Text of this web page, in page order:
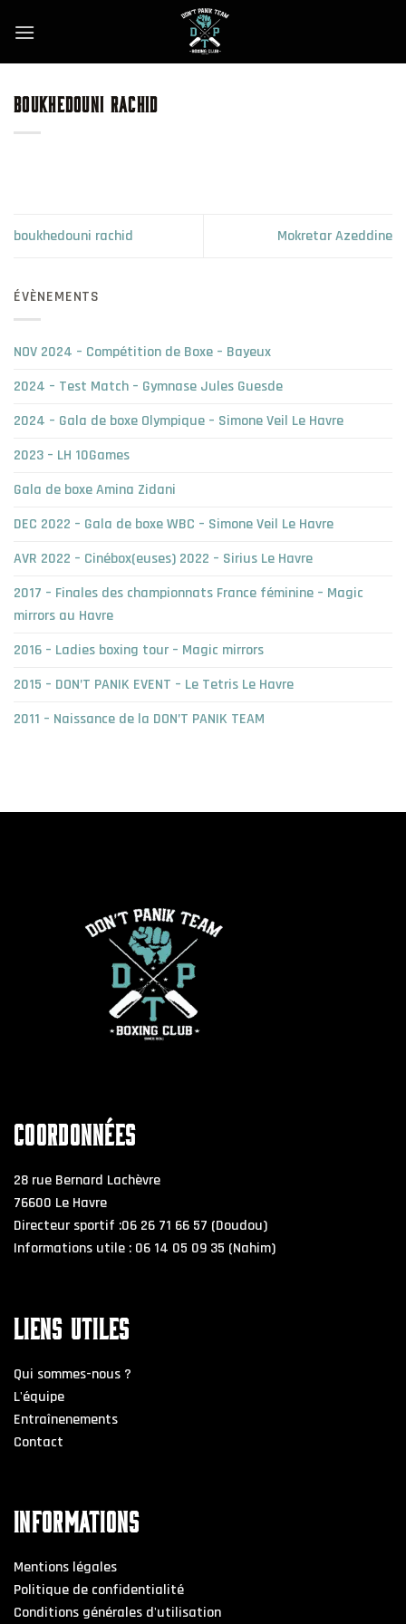
BOUKHEDOUNI RACHID
boukhedouni rachid Mokretar Azeddine
ÉVÈNEMENTS
NOV 2024 – Compétition de Boxe – Bayeux
2024 – Test Match – Gymnase Jules Guesde
2024 – Gala de boxe Olympique – Simone Veil Le Havre
2023 – LH 10Games
Gala de boxe Amina Zidani
DEC 2022 – Gala de boxe WBC – Simone Veil Le Havre
AVR 2022 – Cinébox(euses) 2022 – Sirius Le Havre
2017 – Finales des championnats France féminine – Magic
mirrors au Havre
2016 – Ladies boxing tour – Magic mirrors
2015 – DON’T PANIK EVENT – Le Tetris Le Havre
2011 – Naissance de la DON’T PANIK TEAM
COORDONNÉES
28 rue Bernard Lachèvre
76600 Le Havre
Directeur sportif :06 26 71 66 57 (Doudou)
Informations utile : 06 14 05 09 35 (Nahim)
LIENS UTILES
Qui sommes-nous ?
L'équipe
Entraînenements
Contact
INFORMATIONS
Mentions légales
Politique de confidentialité
Conditions générales d'utilisation